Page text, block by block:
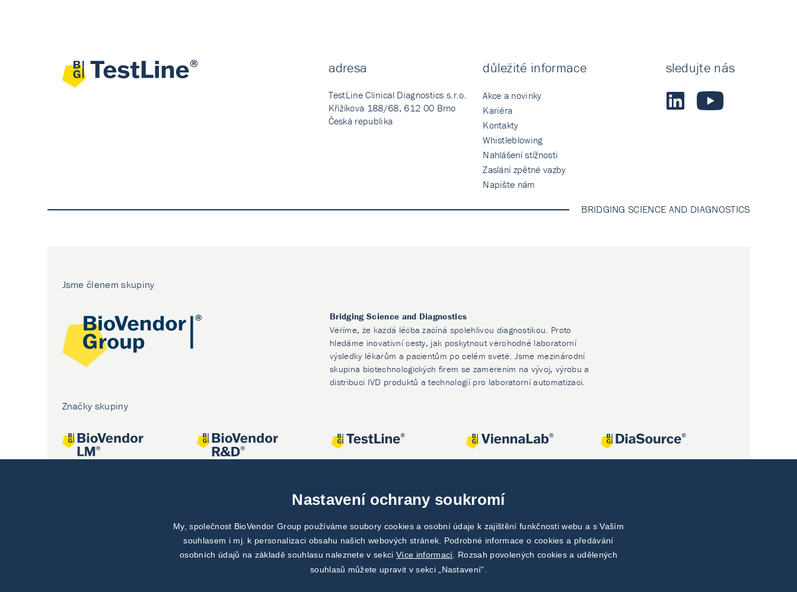
adresa
TestLine Clinical Diagnostics s.r.o.
Křižíkova 188/68, 612 00 Brno
Česká republika
důležité informace
Akce a novinky
Kariéra
Kontakty
Whistleblowing
Nahlášení stížnosti
Zaslání zpětné vazby
Napište nám
sledujte nás
BRIDGING SCIENCE AND DIAGNOSTICS
Jsme členem skupiny
Bridging Science and Diagnostics
Věříme, že každá léčba začíná spolehlivou diagnostikou. Proto
hledáme inovativní cesty, jak poskytnout věrohodné laboratorní
výsledky lékařům a pacientům po celém světě. Jsme mezinárodní
skupina biotechnologických firem se zaměřením na vývoj, výrobu a
distribuci IVD produktů a technologií pro laboratorní automatizaci.
Značky skupiny
Nastavení ochrany soukromí
My, společnost BioVendor Group používáme soubory cookies a osobní údaje k zajištění funkčnosti webu a s Vaším
souhlasem i mj. k personalizaci obsahu našich webových stránek. Podrobné informace o cookies a předávání
osobních údajů na základě souhlasu naleznete v sekci Více informací . Rozsah povolených cookies a udělených
souhlasů můžete upravit v sekci „Nastavení“.